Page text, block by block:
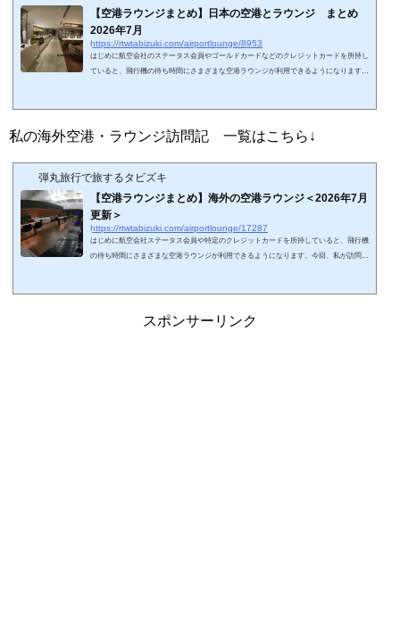
【空港ラウンジまとめ】日本の空港とラウンジ まとめ
2026年7月
https://rtwtabizuki.com/airportlounge/8953
はじめに航空会社のステータス会員やゴールドカードなどのクレジットカードを所持し
ていると、飛行機の待ち時間にさまざまな空港ラウンジが利用できるようになります。
となります。略語 LM（light meal）:軽食 SH（shower）：シャワー設備海外ラウン
私の海外空港・ラウンジ訪問記 一覧はこちら↓
弾丸旅行で旅するタビズキ
【空港ラウンジまとめ】海外の空港ラウンジ＜2026年7月
更新＞
https://rtwtabizuki.com/airportlounge/17287
はじめに航空会社ステータス会員や特定のクレジットカードを所持していると、飛行機
の待ち時間にさまざまな空港ラウンジが利用できるようになります。今回、私が訪問し
ンジ訪問記 一覧はこちら↓スポンサーリンク (adsbygoogle = window.adsbygoogle || ).pu
スポンサーリンク